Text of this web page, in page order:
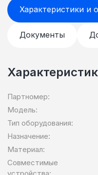
Характеристики и
Документы
Партномер:
Модель:
Тип оборудования:
Назначение:
Материал:
Совместимые